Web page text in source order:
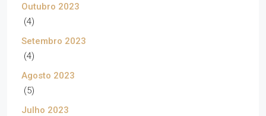
Outubro 2023
(4)
Setembro 2023
(4)
Agosto 2023
(5)
Julho 2023